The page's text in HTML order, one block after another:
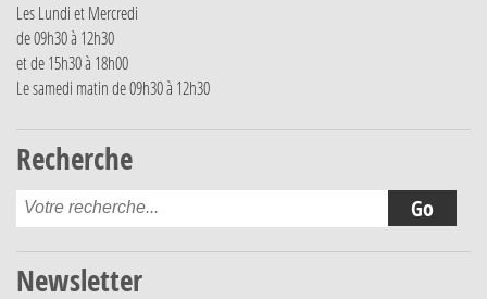
Les Lundi et Mercredi
de 09h30 à 12h30
et de 15h30 à 18h00
Le samedi matin de 09h30 à 12h30
Recherche
Newsletter